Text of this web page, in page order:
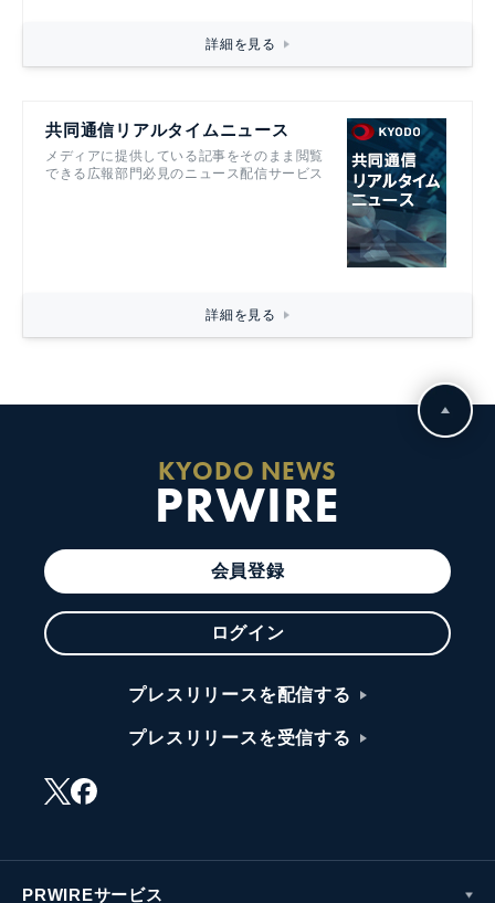
詳細を見る
共同通信リアルタイムニュース
メディアに提供している記事をそのまま閲覧
できる広報部門必見のニュース配信サービス
詳細を見る
KYODO NEWS
PRWIRE
会員登録
ログイン
プレスリリースを配信する
プレスリリースを受信する
PRWIREサービス